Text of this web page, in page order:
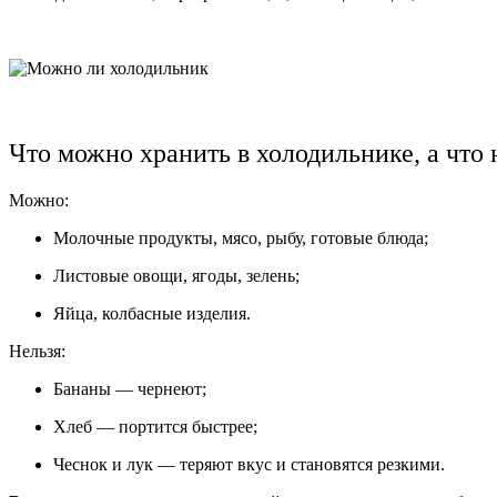
Что можно хранить в холодильнике, а что
Можно:
Молочные продукты, мясо, рыбу, готовые блюда;
Листовые овощи, ягоды, зелень;
Яйца, колбасные изделия.
Нельзя:
Бананы — чернеют;
Хлеб — портится быстрее;
Чеснок и лук — теряют вкус и становятся резкими.